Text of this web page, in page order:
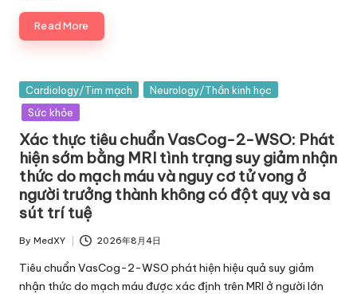
Read More
Posted
in
Cardiology/Tim mạch
Neurology/Thần kinh học
Sức khỏe
Xác thực tiêu chuẩn VasCog-2-WSO: Phát
hiện sớm bằng MRI tình trạng suy giảm nhận
thức do mạch máu và nguy cơ tử vong ở
người trưởng thành không có đột quỵ và sa
sút trí tuệ
Posted
by
By MedXY 2026年8月4日
Tiêu chuẩn VasCog-2-WSO phát hiện hiệu quả suy giảm
nhận thức do mạch máu được xác định trên MRI ở người lớn